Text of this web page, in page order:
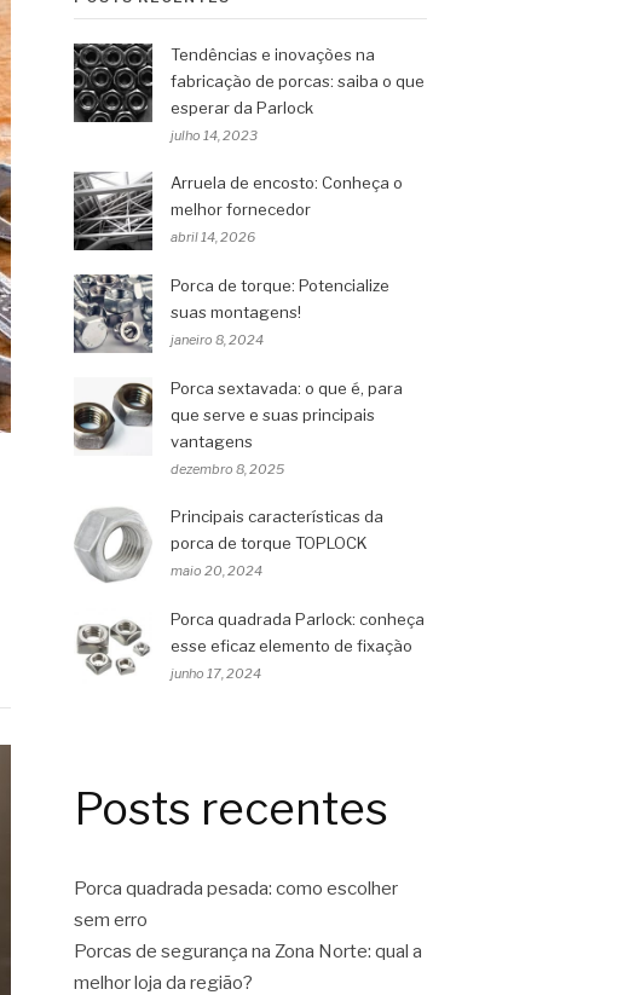
Tendências e inovações na
fabricação de porcas: saiba o que
esperar da Parlock
julho 14, 2023
Arruela de encosto: Conheça o
melhor fornecedor
abril 14, 2026
Porca de torque: Potencialize
suas montagens!
janeiro 8, 2024
Porca sextavada: o que é, para
que serve e suas principais
vantagens
dezembro 8, 2025
Principais características da
porca de torque TOPLOCK
maio 20, 2024
Porca quadrada Parlock: conheça
esse eficaz elemento de fixação
junho 17, 2024
Posts recentes
Porca quadrada pesada: como escolher
sem erro
Porcas de segurança na Zona Norte: qual a
melhor loja da região?